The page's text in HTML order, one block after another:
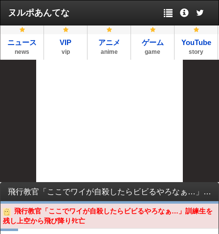
ヌルポあんてな
ニュース
news
VIP
vip
アニメ
anime
ゲーム
game
YouTube
story
飛行教官「ここでワイが自殺したらビビるやろなぁ…」訓練生を残し上空から飛び降りﾀﾋ亡
飛行教官「ここでワイが自殺したらビビるやろなぁ…」訓練生を
残し上空から飛び降りﾀﾋ亡